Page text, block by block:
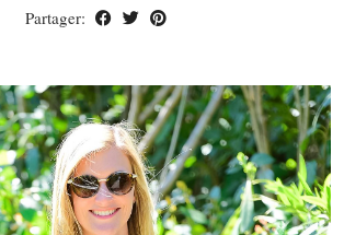
Partager: